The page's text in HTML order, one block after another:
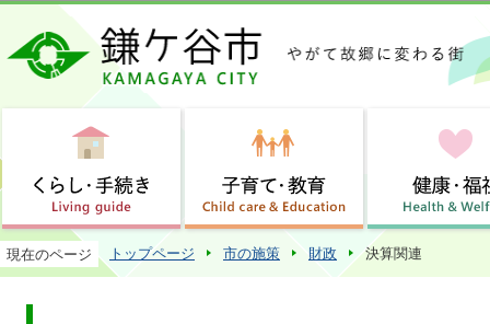
この
現在のページ トップページ 市の施策 財政 決算関連